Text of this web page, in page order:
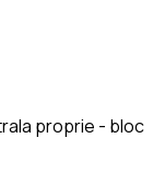
proprie - bloc